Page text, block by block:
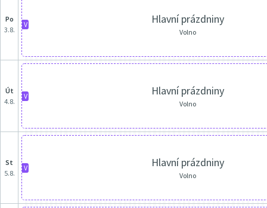
po
3.8.
V Hlavní prázdniny
Volno
út
4.8.
V Hlavní prázdniny
Volno
st
5.8.
V Hlavní prázdniny
Volno